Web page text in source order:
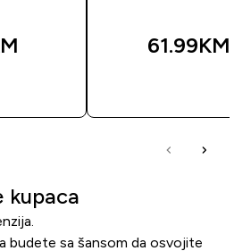
61.99KM‎
kupaca
budete sa šansom da osvojite